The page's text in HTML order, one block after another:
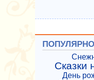
Сказки
День